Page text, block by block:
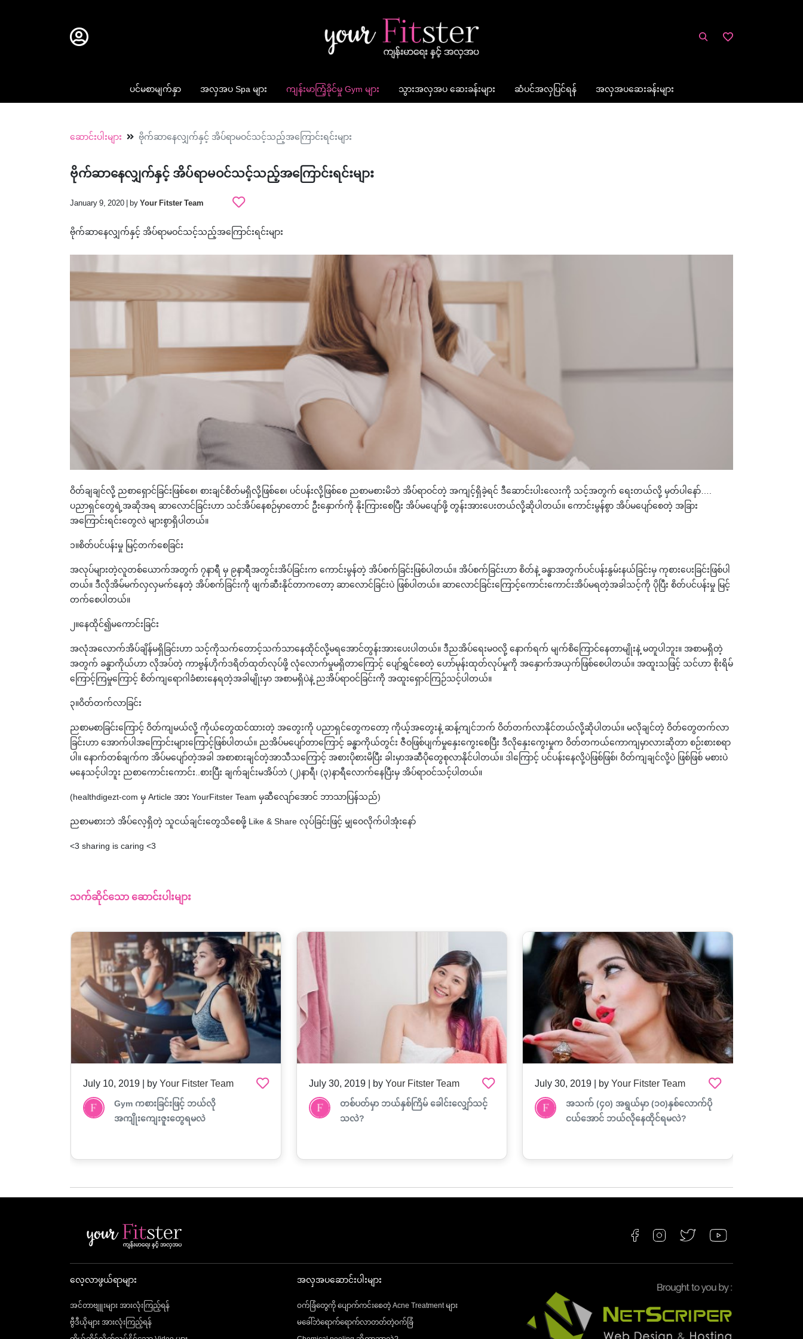
ပင်မစာမျက်နှာ အလှအပ Spa များ ကျန်းမာကြံ့ခိုင်မှု Gym များ သွားအလှအပ ဆေးခန်းများ ဆံပင်အလှပြင်ရန် အလှအပဆေးခန်းများ
ဆောင်းပါးများ ဗိုက်ဆာနေလျှက်နှင့် အိပ်ရာမဝင်သင့်သည့်အကြောင်းရင်းများ
ဗိုက်ဆာနေလျှက်နှင့် အိပ်ရာမဝင်သင့်သည့်အကြောင်းရင်းများ
January 9, 2020 | byYour Fitster Team
ဗိုက်ဆာနေလျှက်နှင့် အိပ်ရာမဝင်သင့်သည့်အကြောင်းရင်းများ
ဝိတ်ချချင်လို့ ညစာရှောင်ခြင်းဖြစ်စေ၊ စားချင်စိတ်မရှိလို့ဖြစ်စေ၊ ပင်ပန်းလို့ဖြစ်စေ ညစာမစားမိဘဲ အိပ်ရာဝင်တဲ့ အကျင့်ရှိခဲ့ရင် ဒီဆောင်းပါးလေးကို သင့်အတွက် ရေးတယ်လို့ မှတ်ပါနော်….
ပညာရှင်တွေရဲ့အဆိုအရ ဆာလောင်ခြင်းဟာ သင်အိပ်နေစဉ်မှာတောင် ဦးနှောက်ကို နိုးကြားစေပြီး အိပ်မပျော်ဖို့ တွန်းအားပေးတယ်လို့ဆိုပါတယ်။ ကောင်းမွန်စွာ အိပ်မပျော်စေတဲ့ အခြား
အကြောင်းရင်းတွေလဲ များစွာရှိပါတယ်။
၁။စိတ်ပင်ပန်းမှု မြင့်တက်စေခြင်း
အလုပ်များတဲ့လူတစ်ယောက်အတွက် ၇နာရီ မှ ၉နာရီအတွင်းအိပ်ခြင်းက ကောင်းမွန်တဲ့ အိပ်စက်ခြင်းဖြစ်ပါတယ်။ အိပ်စက်ခြင်းဟာ စိတ်နဲ့ ခန္ဓာအတွက်ပင်ပန်းနွမ်းနယ်ခြင်းမှ ကုစားပေးခြင်းဖြစ်ပါ
တယ်။ ဒီလိုအိမ်မက်လှလှမက်နေတဲ့ အိပ်စက်ခြင်းကို ဖျက်ဆီးနိုင်တာကတော့ ဆာလောင်ခြင်းပဲ ဖြစ်ပါတယ်။ ဆာလောင်ခြင်းကြောင့်ကောင်းကောင်းအိပ်မရတဲ့အခါသင့်ကို ပိုပြီး စိတ်ပင်ပန်းမှု မြင့်
တက်စေပါတယ်။
၂။နေထိုင်၍မကောင်းခြင်း
အလုံအလောက်အိပ်ချိန်မရှိခြင်းဟာ သင့်ကိုသက်တောင့်သက်သာနေထိုင်လို့မရအောင်တွန်းအားပေးပါတယ်။ ဒီညအိပ်ရေးမဝလို့ နောက်ရက် မျက်စိကြောင်နေတာမျိုးနဲ့ မတူပါဘူး။ အစာမရှိတဲ့
အတွက် ခန္ဓာကိုယ်ဟာ လိုအပ်တဲ့ ကာဗွန်ဟိုက်ဒရိတ်ထုတ်လုပ်ဖို့ လုံလောက်မှုမရှိတာကြောင့် ပျော်ရွှင်စေတဲ့ ဟော်မုန်းထုတ်လုပ်မှုကို အနှောက်အယှက်ဖြစ်စေပါတယ်။ အထူးသဖြင့် သင်ဟာ စိုးရိမ်
ကြောင့်ကြမှုကြောင့် စိတ်ကျရောဂါခံစားနေရတဲ့အခါမျိုးမှာ အစာမရှိပဲနဲ့ ညအိပ်ရာဝင်ခြင်းကို အထူးရှောင်ကြဉ်သင့်ပါတယ်။
၃။ဝိတ်တက်လာခြင်း
ညစာမစာခြင်းကြောင့် ဝိတ်ကျမယ်လို့ ကိုယ်တွေထင်ထားတဲ့ အတွေးကို ပညာရှင်တွေကတော့ ကိုယ့်အတွေးနဲ့ ဆန့်ကျင်ဘက် ဝိတ်တက်လာနိုင်တယ်လို့ဆိုပါတယ်။ မလိုချင်တဲ့ ဝိတ်တွေတက်လာ
ခြင်းဟာ အောက်ပါအကြောင်းများကြောင့်ဖြစ်ပါတယ်။ ညအိပ်မပျော်တာကြောင့် ခန္ဓာကိုယ်တွင်း ဇီဝဖြစ်ပျက်မှုနှေးကွေးစေပြီး ဒီလိုနှေးကွေးမှုက ဝိတ်တကယ်ကောကျမှာလားဆိုတာ စဉ်းစားစရာ
ပါ။ နောက်တစ်ချက်က အိပ်မပျော်တဲ့အခါ အစာစားချင်တဲ့အာသီသကြောင့် အစားပိုစားမိပြီး ခါးမှာအဆီပိုတွေစုလာနိုင်ပါတယ်။ ဒါကြောင့် ပင်ပန်းနေလို့ပဲဖြစ်ဖြစ်၊ ဝိတ်ကျချင်လို့ပဲ ဖြစ်ဖြစ် မစားပဲ
မနေသင့်ပါဘူး ညစာကောင်းကောင်း..စားပြီး ချက်ချင်းမအိပ်ဘဲ (၂)နာရီ၊ (၃)နာရီလောက်နေပြီးမှ အိပ်ရာဝင်သင့်ပါတယ်။
(healthdigezt-com မှ Article အား YourFitster Team မှဆီလျော်အောင် ဘာသာပြန်သည်)
ညစာမစားဘဲ အိပ်လေ့ရှိတဲ့ သူငယ်ချင်းတွေသိစေဖို့ Like & Share လုပ်ခြင်းဖြင့် မျှဝေလိုက်ပါအုံးနော်
<3 sharing is caring <3
သက်ဆိုင်သော ဆောင်းပါးများ
July 30, 2019 | byYour Fitster Team
တစ်ပတ်မှာ ဘယ်နှစ်ကြိမ် ခေါင်းလျှော်သင့်
သလဲ?
July 30, 2019 | byYour Fitster Team
အသက် (၄၀) အရွယ်မှာ (၁၀)နှစ်လောက်ပို
ငယ်အောင် ဘယ်လိုနေထိုင်ရမလဲ?
August 2, 2019 | byYour Fitster Team
ခြောက်သွေ.တဲ့ ဆံနွယ်လေးတွေ တောက်
ပြောင်လှပစေဖို့ အိမ်မှာပဲ အလွယ်တကူ
လေ့လာဖွယ်ရာများ
အင်တာဗျူးများ အားလုံးကြည့်ရန်
ဗွီဒီယိုများ အားလုံးကြည့်ရန်
အလှအပဆောင်းပါးများ
ဝက်ခြံတွေကို ပျောက်ကင်းစေတဲ့ Acne Treatment များ
မခေါ်ဘဲရောက်ရောက်လာတတ်တဲ့ဝက်ခြံ